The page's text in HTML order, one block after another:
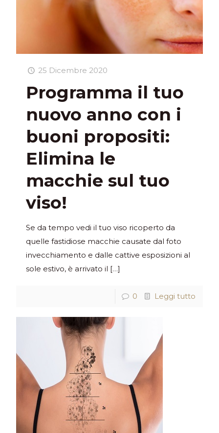
25 Dicembre 2020
Programma il tuo
nuovo anno con i
buoni propositi:
Elimina le
macchie sul tuo
viso!
Se da tempo vedi il tuo viso ricoperto da
quelle fastidiose macchie causate dal foto
invecchiamento e dalle cattive esposizioni al
sole estivo, è arrivato il […]
0 Leggi tutto